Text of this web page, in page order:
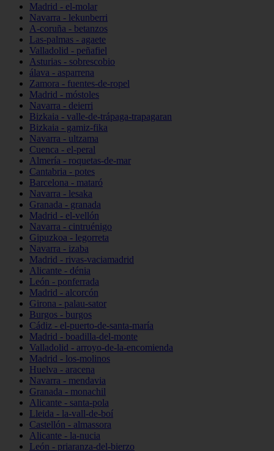
Madrid - el-molar
Navarra - lekunberri
A-coruña - betanzos
Las-palmas - agaete
Valladolid - peñafiel
Asturias - sobrescobio
álava - asparrena
Zamora - fuentes-de-ropel
Madrid - móstoles
Navarra - deierri
Bizkaia - valle-de-trápaga-trapagaran
Bizkaia - gamiz-fika
Navarra - ultzama
Cuenca - el-peral
Almería - roquetas-de-mar
Cantabria - potes
Barcelona - mataró
Navarra - lesaka
Granada - granada
Madrid - el-vellón
Navarra - cintruénigo
Gipuzkoa - legorreta
Navarra - izaba
Madrid - rivas-vaciamadrid
Alicante - dénia
León - ponferrada
Madrid - alcorcón
Girona - palau-sator
Burgos - burgos
Cádiz - el-puerto-de-santa-maría
Madrid - boadilla-del-monte
Valladolid - arroyo-de-la-encomienda
Madrid - los-molinos
Huelva - aracena
Navarra - mendavia
Granada - monachil
Alicante - santa-pola
Lleida - la-vall-de-boí
Castellón - almassora
Alicante - la-nucia
León - priaranza-del-bierzo